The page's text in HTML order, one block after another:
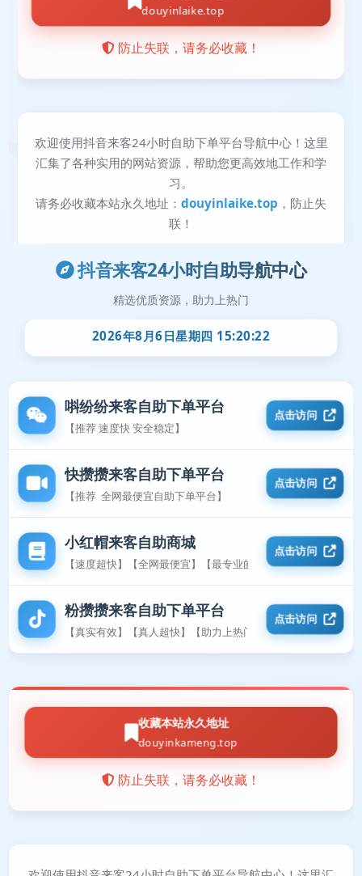
抖音来客24小时自助导航中心
精选优质资源，助力上热门
2026年8月6日星期四 15:20:22
唞纷纷来客自助下单平台
【推荐 速度快 安全稳定】
点击访问
快攒攒来客自助下单平台
【推荐 全网最便宜自助下单平台】
点击访问
小红帽来客自助商城
【速度超快】【全网最便宜】【最专业的平台】
点击访问
粉攒攒来客自助下单平台
【真实有效】【真人超快】【助力上热门】
点击访问
收藏本站永久地址
douyinkameng.top
防止失联，请务必收藏！